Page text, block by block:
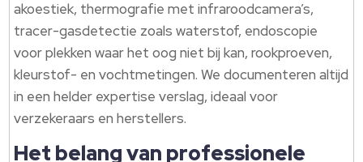
akoestiek, thermografie met infraroodcamera’s,
tracer-gasdetectie zoals waterstof, endoscopie
voor plekken waar het oog niet bij kan, rookproeven,
kleurstof- en vochtmetingen. We documenteren altijd
in een helder expertise verslag, ideaal voor
verzekeraars en herstellers.
Het belang van professionele